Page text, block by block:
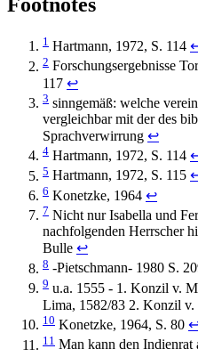
1 Hartmann, 1972, S. 114
2 Forschungsergebnisse
117 ↩︎
3 sinngemäß: welche
vergleichbar mit der des
Sprachverwirrung ↩︎
4 Hartmann, 1972, S. 114
5 Hartmann, 1972, S. 115
6 Konetzke, 1964 ↩︎
7 Nicht nur Isabella und
nachfolgenden Herrscher
Bulle ↩︎
8 -Pietschmann- 1980 S.
9 u.a. 1555 - 1. Konzil v.
Lima, 1582/83 2. Konzil
10 Konetzke, 1964, S. 80
11 Man kann den Indienrat